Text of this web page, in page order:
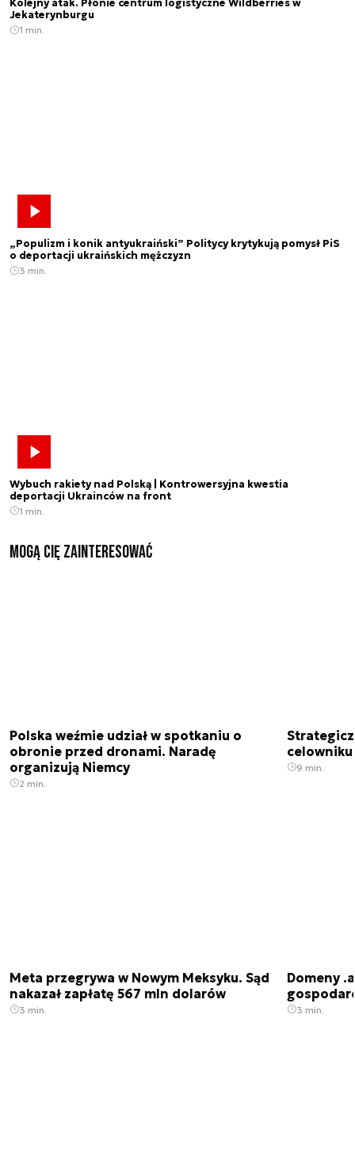
Kolejny atak. Płonie centrum logistyczne Wildberries w
Jekaterynburgu
1 min.
„Populizm i konik antyukraiński” Politycy krytykują pomysł PiS
o deportacji ukraińskich mężczyzn
3 min.
Wybuch rakiety nad Polską | Kontrowersyjna kwestia
deportacji Ukrainców na front
1 min.
Mogą Cię zainteresować
Polska weźmie udział w spotkaniu o
obronie przed dronami. Naradę
organizują Niemcy
2 min.
9 min.
Meta przegrywa w Nowym Meksyku. Sąd
nakazał zapłatę 567 mln dolarów
3 min.
Domeny
3 min.